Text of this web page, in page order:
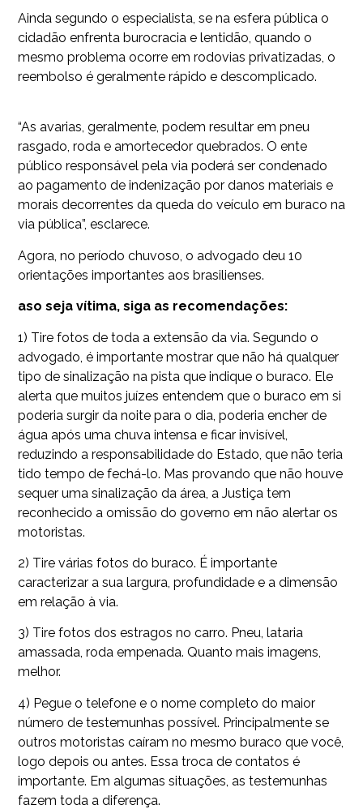
Ainda segundo o especialista, se na esfera pública o
cidadão enfrenta burocracia e lentidão, quando o
mesmo problema ocorre em rodovias privatizadas, o
reembolso é geralmente rápido e descomplicado.
“As avarias, geralmente, podem resultar em pneu
rasgado, roda e amortecedor quebrados. O ente
público responsável pela via poderá ser condenado
ao pagamento de indenização por danos materiais e
morais decorrentes da queda do veículo em buraco na
via pública”, esclarece.
Agora, no período chuvoso, o advogado deu 10
orientações importantes aos brasilienses.
aso seja vítima, siga as recomendações:
1) Tire fotos de toda a extensão da via. Segundo o
advogado, é importante mostrar que não há qualquer
tipo de sinalização na pista que indique o buraco. Ele
alerta que muitos juízes entendem que o buraco em si
poderia surgir da noite para o dia, poderia encher de
água após uma chuva intensa e ficar invisível,
reduzindo a responsabilidade do Estado, que não teria
tido tempo de fechá-lo. Mas provando que não houve
sequer uma sinalização da área, a Justiça tem
reconhecido a omissão do governo em não alertar os
motoristas.
2) Tire várias fotos do buraco. É importante
caracterizar a sua largura, profundidade e a dimensão
em relação à via.
3) Tire fotos dos estragos no carro. Pneu, lataria
amassada, roda empenada. Quanto mais imagens,
melhor.
4) Pegue o telefone e o nome completo do maior
número de testemunhas possível. Principalmente se
outros motoristas caíram no mesmo buraco que você,
logo depois ou antes. Essa troca de contatos é
importante. Em algumas situações, as testemunhas
fazem toda a diferença.